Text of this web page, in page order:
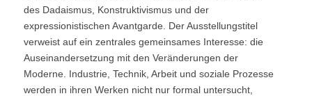
des Dadaismus, Konstruktivismus und der
expressionistischen Avantgarde. Der Ausstellungstitel
verweist auf ein zentrales gemeinsames Interesse: die
Auseinandersetzung mit den Veränderungen der
Moderne. Industrie, Technik, Arbeit und soziale Prozesse
werden in ihren Werken nicht nur formal untersucht,